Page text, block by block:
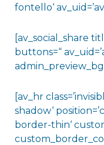
fontello‘
[av_social_share
buttons=“
[av_hr
shadow‘
border-thin‘